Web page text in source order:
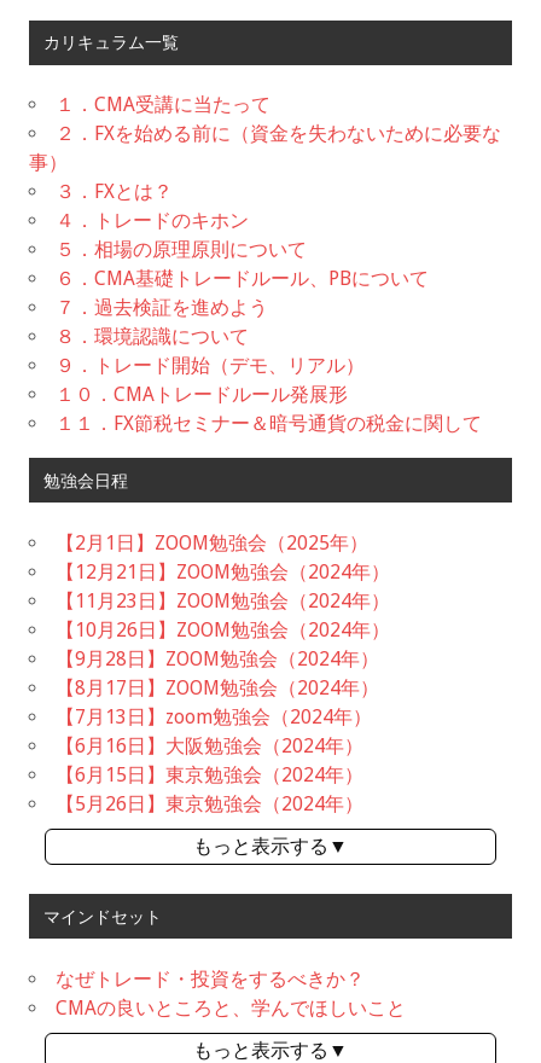
カリキュラム一覧
１．CMA受講に当たって
２．FXを始める前に（資金を失わないために必要な
事）
３．FXとは？
４．トレードのキホン
５．相場の原理原則について
６．CMA基礎トレードルール、PBについて
７．過去検証を進めよう
８．環境認識について
９．トレード開始（デモ、リアル）
１０．CMAトレードルール発展形
１１．FX節税セミナー＆暗号通貨の税金に関して
勉強会日程
【2月1日】ZOOM勉強会（2025年）
【12月21日】ZOOM勉強会（2024年）
【11月23日】ZOOM勉強会（2024年）
【10月26日】ZOOM勉強会（2024年）
【9月28日】ZOOM勉強会（2024年）
【8月17日】ZOOM勉強会（2024年）
【7月13日】zoom勉強会（2024年）
【6月16日】大阪勉強会（2024年）
【6月15日】東京勉強会（2024年）
【5月26日】東京勉強会（2024年）
もっと表示する▼
マインドセット
なぜトレード・投資をするべきか？
CMAの良いところと、学んでほしいこと
もっと表示する▼